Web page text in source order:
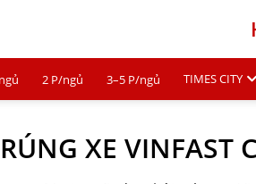
2 P/ngủ 3–5 P/ngủ TIMES CITY
XE